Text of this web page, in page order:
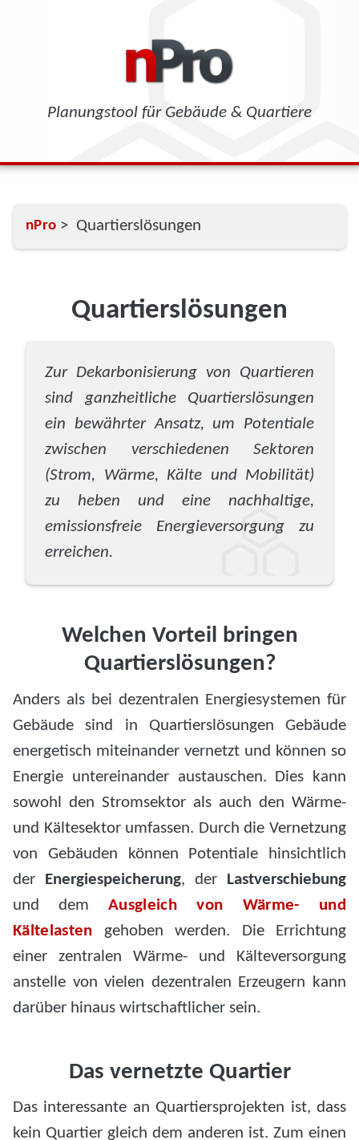
Planungstool für Gebäude & Quartiere
nPro > Quartierslösungen
Quartierslösungen
Zur Dekarbonisierung von Quartieren
sind ganzheitliche Quartierslösungen
ein bewährter Ansatz, um Potentiale
zwischen verschiedenen Sektoren
(Strom, Wärme, Kälte und Mobilität)
zu heben und eine nachhaltige,
emissionsfreie Energieversorgung zu
erreichen.
Welchen Vorteil bringen
Quartierslösungen?
Anders als bei dezentralen Energiesystemen für
Gebäude sind in Quartierslösungen Gebäude
energetisch miteinander vernetzt und können so
Energie untereinander austauschen. Dies kann
sowohl den Stromsektor als auch den Wärme-
und Kältesektor umfassen. Durch die Vernetzung
von Gebäuden können Potentiale hinsichtlich
der Energiespeicherung, der Lastverschiebung
und demAusgleich von Wärme- und
Kältelasten gehoben werden. Die Errichtung
einer zentralen Wärme- und Kälteversorgung
anstelle von vielen dezentralen Erzeugern kann
darüber hinaus wirtschaftlicher sein.
Das vernetzte Quartier
Das interessante an Quartiersprojekten ist, dass
kein Quartier gleich dem anderen ist. Zum einen